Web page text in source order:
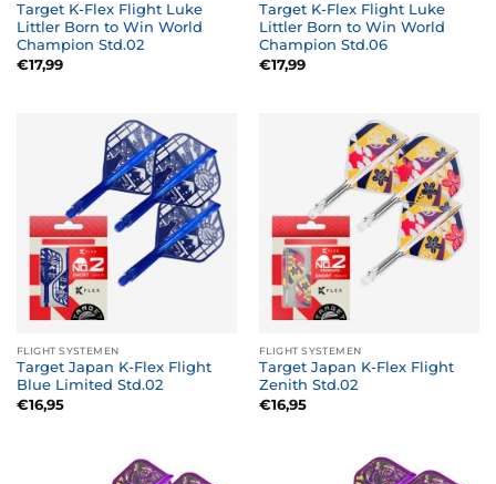
Target K-Flex Flight Luke
Littler Born to Win World
Champion Std.02
€17,99
Target K-Flex Flight Luke
Littler Born to Win World
Champion Std.06
€17,99
FLIGHT SYSTEMEN
Target Japan K-Flex Flight
Blue Limited Std.02
€16,95
FLIGHT SYSTEMEN
Target Japan K-Flex Flight
Zenith Std.02
€16,95